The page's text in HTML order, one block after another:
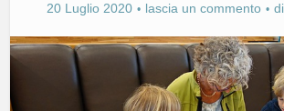
20 Luglio 2020 lascia un commento di